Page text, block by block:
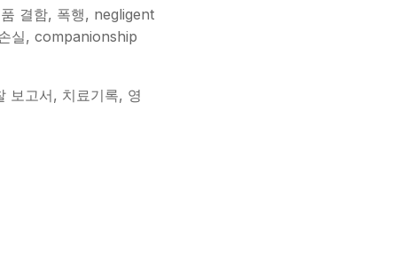
결함, 폭행, negligent
실, companionship
보고서, 치료기록, 영